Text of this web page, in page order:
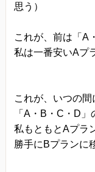
思う）
これが、前は「A
私は一番安いAプ
これが、いつの間
「A・B・C・D」
私もともとAプラ
勝手にBプランに